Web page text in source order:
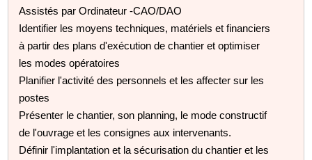
Assistés par Ordinateur -CAO/DAO
Identifier les moyens techniques, matériels et financiers
à partir des plans d'exécution de chantier et optimiser
les modes opératoires
Planifier l'activité des personnels et les affecter sur les
postes
Présenter le chantier, son planning, le mode constructif
de l'ouvrage et les consignes aux intervenants.
Définir l'implantation et la sécurisation du chantier et les